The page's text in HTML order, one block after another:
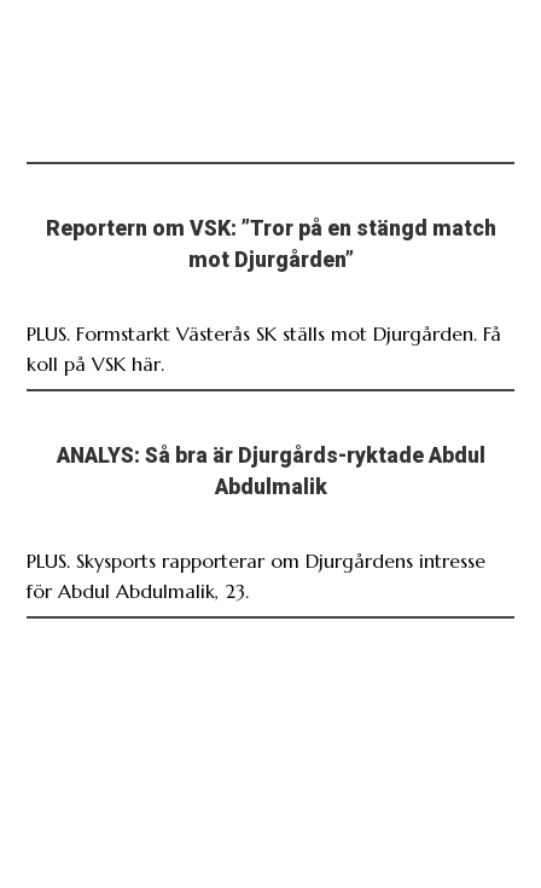
Reportern om VSK: ”Tror på en stängd match
mot Djurgården”
PLUS. Formstarkt Västerås SK ställs mot Djurgården. Få
koll på VSK här.
ANALYS: Så bra är Djurgårds-ryktade Abdul
Abdulmalik
PLUS. Skysports rapporterar om Djurgårdens intresse
för Abdul Abdulmalik, 23.